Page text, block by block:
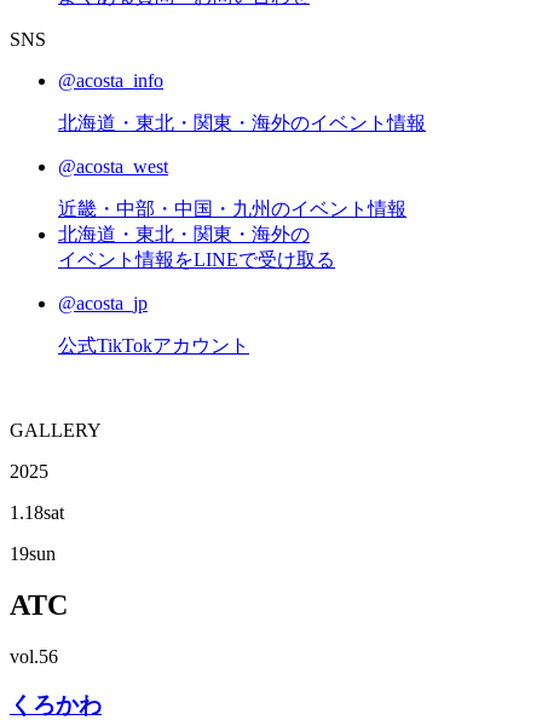
SNS
@acosta_info
北海道・東北・関東・海外のイベント情報
@acosta_west
近畿・中部・中国・九州のイベント情報
北海道・東北・関東・海外の
イベント情報をLINEで受け取る
@acosta_jp
公式TikTokアカウント
GALLERY
2025
1.18sat
19sun
ATC
vol.56
くろかわ